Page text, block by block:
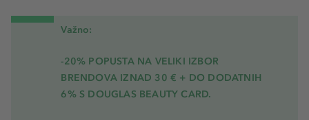
Važno:
-20% POPUSTA NA VELIKI IZBOR
BRENDOVA IZNAD 30 € + DO DODATNIH
6% S DOUGLAS BEAUTY CARD.